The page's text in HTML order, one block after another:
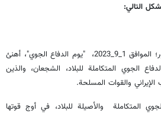
التالي:
بمناسبة حلول العاشر من شهريور؛ الموافق 1_9_2023، "يوم الدفاع الجوي"، أهنئ
الجوي المتكاملة للبلاد، الشجعان، والذين
والقوات المسلحة.
المتكاملة والأصيلة للبلاد، في أوج قوتها